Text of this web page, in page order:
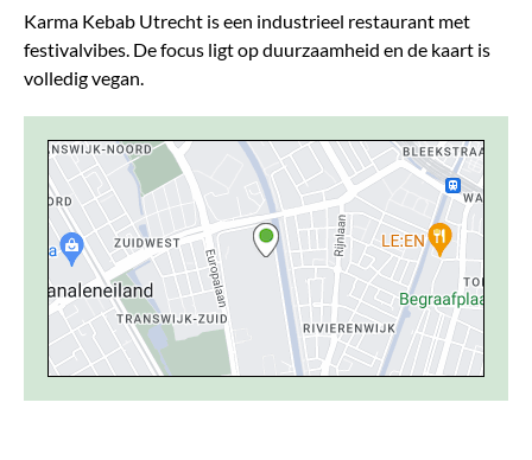
Karma Kebab Utrecht is een industrieel restaurant met
festivalvibes. De focus ligt op duurzaamheid en de kaart is
volledig vegan.